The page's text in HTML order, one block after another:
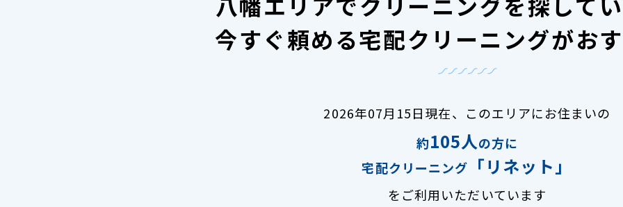
今すぐ頼める宅配クリーニングがお
2026年07月15日現在、
このエリアにお住まいの
約105人の方に
宅配クリーニング
「リネット」
をご利用いただいています